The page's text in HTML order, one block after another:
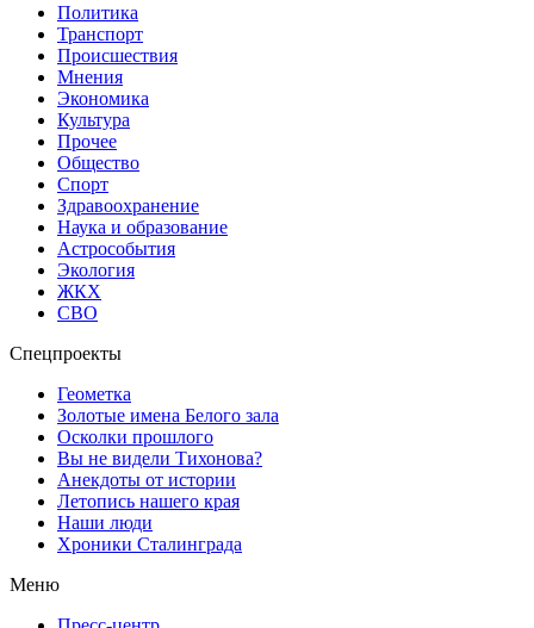
Политика
Транспорт
Происшествия
Мнения
Экономика
Культура
Прочее
Общество
Спорт
Здравоохранение
Наука и образование
Астрособытия
Экология
ЖКХ
СВО
Спецпроекты
Геометка
Золотые имена Белого зала
Осколки прошлого
Вы не видели Тихонова?
Анекдоты от истории
Летопись нашего края
Наши люди
Хроники Сталинграда
Меню